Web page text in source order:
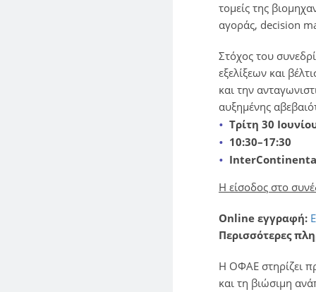
τομείς της
αγοράς, decision
Στόχος του
εξελίξεων και
και την
αυξημένης
Τρίτη 30
10:30–17:30
Η είσοδος στο
Online εγγραφή:
Περισσότερες
Η ΟΦΑΕ στηρίζει
και τη βιώσιμη